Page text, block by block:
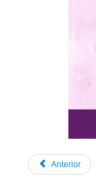
Anterior